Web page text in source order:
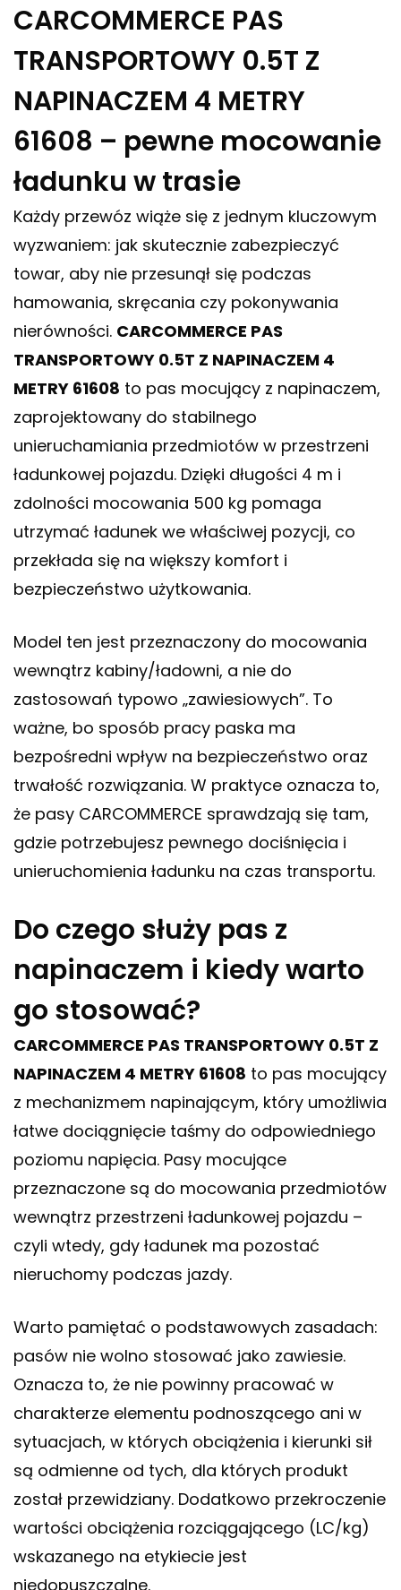
CARCOMMERCE PAS
TRANSPORTOWY 0.5T Z
NAPINACZEM 4 METRY
61608 – pewne mocowanie
ładunku w trasie
Każdy przewóz wiąże się z jednym kluczowym
wyzwaniem: jak skutecznie zabezpieczyć
towar, aby nie przesunął się podczas
hamowania, skręcania czy pokonywania
nierówności. CARCOMMERCE PAS
TRANSPORTOWY 0.5T Z NAPINACZEM 4
METRY 61608 to pas mocujący z napinaczem,
zaprojektowany do stabilnego
unieruchamiania przedmiotów w przestrzeni
ładunkowej pojazdu. Dzięki długości 4 m i
zdolności mocowania 500 kg pomaga
utrzymać ładunek we właściwej pozycji, co
przekłada się na większy komfort i
bezpieczeństwo użytkowania.
Model ten jest przeznaczony do mocowania
wewnątrz kabiny/ładowni, a nie do
zastosowań typowo „zawiesiowych”. To
ważne, bo sposób pracy paska ma
bezpośredni wpływ na bezpieczeństwo oraz
trwałość rozwiązania. W praktyce oznacza to,
że pasy CARCOMMERCE sprawdzają się tam,
gdzie potrzebujesz pewnego dociśnięcia i
unieruchomienia ładunku na czas transportu.
Do czego służy pas z
napinaczem i kiedy warto
go stosować?
CARCOMMERCE PAS TRANSPORTOWY 0.5T Z
NAPINACZEM 4 METRY 61608 to pas mocujący
z mechanizmem napinającym, który umożliwia
łatwe dociągnięcie taśmy do odpowiedniego
poziomu napięcia. Pasy mocujące
przeznaczone są do mocowania przedmiotów
wewnątrz przestrzeni ładunkowej pojazdu –
czyli wtedy, gdy ładunek ma pozostać
nieruchomy podczas jazdy.
Warto pamiętać o podstawowych zasadach:
pasów nie wolno stosować jako zawiesie.
Oznacza to, że nie powinny pracować w
charakterze elementu podnoszącego ani w
sytuacjach, w których obciążenia i kierunki sił
są odmienne od tych, dla których produkt
został przewidziany. Dodatkowo przekroczenie
wartości obciążenia rozciągającego (LC/kg)
wskazanego na etykiecie jest
niedopuszczalne.